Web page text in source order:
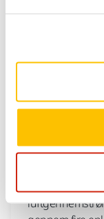
VÆRKTØJS
STØVSUGER
Alarm for